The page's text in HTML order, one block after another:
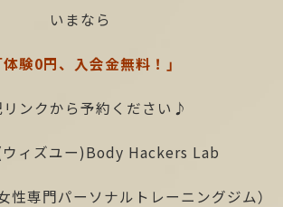
いまなら
体験0円、入会金無料！」
リンクから予約ください♪
ィズユー)Body Hackers Lab
性専門パーソナルトレーニングジム）